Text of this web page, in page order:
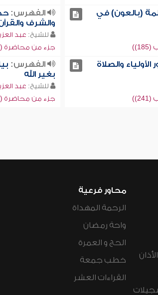
(بالعون) في
الفهرس:
والشرف
للشيخ: عبد
جزء من محاضرة (
والصلاة
الفهرس:
بغير الله
للشيخ: عبد
جزء من محاضرة (
محاور فرعية
الرحمة المهداة
واحة رمضان
الحج و العمرة
خطب جمعة
القراءات العشر